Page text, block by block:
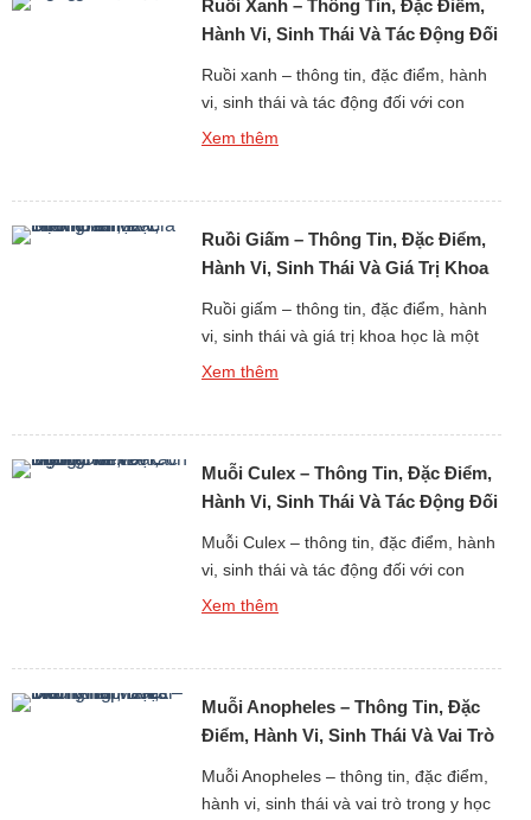
loài người. Châu chấu sa mạc không
[…]
Ruồi Xanh – Thông Tin, Đặc Điểm,
Hành Vi, Sinh Thái Và Tác Động Đối
Ruồi xanh – thông tin, đặc điểm, hành
vi, sinh thái và tác động đối với con
người là một chủ đề tiêu biểu khi
loài ruồi dễ nhận biết nhất nhờ […]
Xem thêm
Ruồi Giấm – Thông Tin, Đặc Điểm,
Hành Vi, Sinh Thái Và Giá Trị Khoa
Ruồi giấm – thông tin, đặc điểm, hành
vi, sinh thái và giá trị khoa học là một
trong những chủ đề quan trọng bậc
và thường chỉ được biết […]
Xem thêm
Muỗi Culex – Thông Tin, Đặc Điểm,
Hành Vi, Sinh Thái Và Tác Động Đối
Với Con Người
Muỗi Culex – thông tin, đặc điểm, hành
vi, sinh thái và tác động đối với con
người là một chủ đề quan trọng trong
toàn cầu, xuất hiện với mật độ dày […]
Xem thêm
Muỗi Anopheles – Thông Tin, Đặc
Điểm, Hành Vi, Sinh Thái Và Vai Trò
Trong Y Học
Muỗi Anopheles – thông tin, đặc điểm,
hành vi, sinh thái và vai trò trong y học